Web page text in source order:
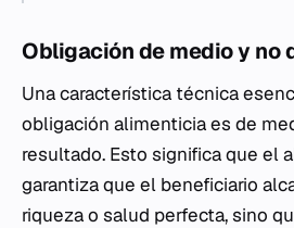
Obligación de medio y no
Una característica técnica
obligación alimenticia es de
resultado. Esto significa que el
garantiza que el beneficiario
riqueza o salud perfecta, sino